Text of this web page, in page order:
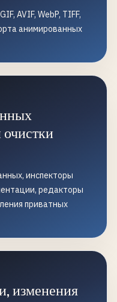
AVIF, WebP, TIFF,
анимированных
инспекторы
редакторы
приватных
изменения